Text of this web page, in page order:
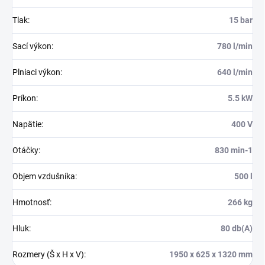
Tlak: 15 bar
Sací výkon: 780 l/min
Plniaci výkon: 640 l/min
Príkon: 5.5 kW
Napätie: 400 V
Otáčky: 830 min-1
Objem vzdušníka: 500 l
Hmotnosť: 266 kg
Hluk: 80 db(A)
Rozmery (Š x H x V): 1950 x 625 x 1320 mm